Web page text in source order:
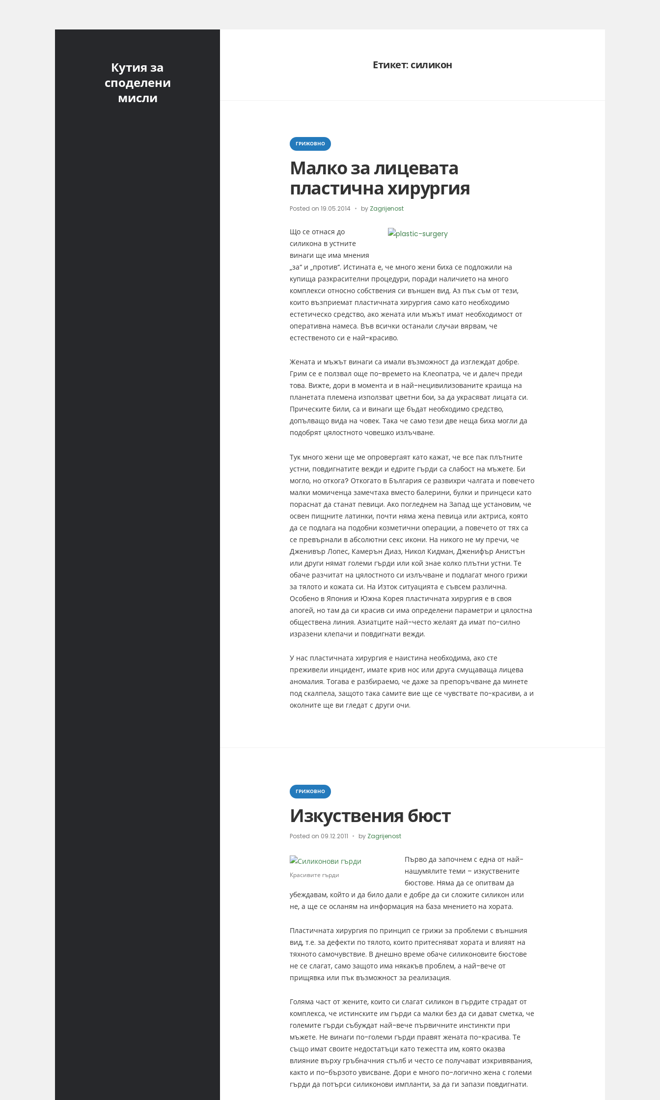
Кутия за
споделени
мисли
Етикет: силикон
Categories
ГРИЖОВНО
Малко за лицевата
пластична хирургия
Posted on 19.05.2014 by Zagrijenost
Що се отнася до
силикона в устните
винаги ще има мнения
„за“ и „против“. Истината е, че много жени биха се подложили на
купища разкрасителни процедури, поради наличието на много
комплекси относно собствения си външен вид. Аз пък съм от тези,
които възприемат пластичната хирургия само като необходимо
естетическо средство, ако жената или мъжът имат необходимост от
оперативна намеса. Във всички останали случаи вярвам, че
естественото си е най-красиво.
Жената и мъжът винаги са имали възможност да изглеждат добре.
Грим се е ползвал още по-времето на Клеопатра, че и далеч преди
това. Вижте, дори в момента и в най-нецивилизованите краища на
планетата племена използват цветни бои, за да украсяват лицата си.
Прическите били, са и винаги ще бъдат необходимо средство,
допълващо вида на човек. Така че само тези две неща биха могли да
подобрят цялостното човешко излъчване.
Тук много жени ще ме опровергаят като кажат, че все пак плътните
устни, повдигнатите вежди и едрите гърди са слабост на мъжете. Би
могло, но откога? Откогато в България се развихри чалгата и повечето
малки момиченца замечтаха вместо балерини, булки и принцеси като
пораснат да станат певици. Ако погледнем на Запад ще установим, че
освен пищните латинки, почти няма жена певица или актриса, която
да се подлага на подобни козметични операции, а повечето от тях са
се превърнали в абсолютни секс икони. На никого не му пречи, че
Дженивър Лопес, Камерън Диаз, Никол Кидман, Дженифър Анистън
или други нямат големи гърди или кой знае колко плътни устни. Те
обаче разчитат на цялостното си излъчване и подлагат много грижи
за тялото и кожата си. На Изток ситуацията е съвсем различна.
Особено в Япония и Южна Корея пластичната хирургия е в своя
апогей, но там да си красив си има определени параметри и цялостна
обществена линия. Азиатците най-често желаят да имат по-силно
изразени клепачи и повдигнати вежди.
У нас пластичната хирургия е наистина необходима, ако сте
преживели инцидент, имате крив нос или друга смущаваща лицева
аномалия. Тогава е разбираемо, че даже за препоръчване да минете
под скалпела, защото така самите вие ще се чувствате по-красиви, а и
околните ще ви гледат с други очи.
Categories
ГРИЖОВНО
Изкуствения бюст
Posted on 09.12.2011 by Zagrijenost
Красивите гърди
Първо да започнем с една от най-
нашумялите теми – изкуствените
бюстове. Няма да се опитвам да
убеждавам, който и да било дали е добре да си сложите силикон или
не, а ще се осланям на информация на база мнението на хората.
Пластичната хирургия по принцип се грижи за проблеми с външния
вид, т.е. за дефекти по тялото, които притесняват хората и влияят на
тяхното самочувствие. В днешно време обаче силиконовите бюстове
не се слагат, само защото има някакъв проблем, а най-вече от
прищявка или пък възможност за реализация.
Голяма част от жените, които си слагат силикон в гърдите страдат от
комплекса, че истинските им гърди са малки без да си дават сметка, че
големите гърди събуждат най-вече първичните инстинкти при
мъжете. Не винаги по-големи гърди правят жената по-красива. Те
също имат своите недостатъци като тежестта им, която оказва
влияние върху гръбначния стълб и често се получават изкривявания,
както и по-бързото увисване. Дори е много по-логично жена с големи
гърди да потърси силиконови импланти, за да ги запази повдигнати.